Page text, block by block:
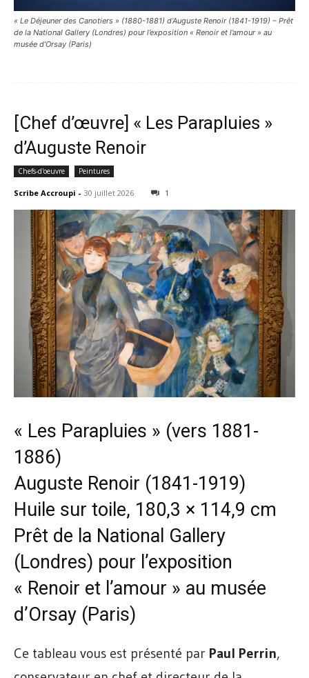
« Le Déjeuner des Canotiers » (1880-1881) d’Auguste Renoir (1841-1919) – Prêt
de la National Gallery (Londres) pour l’exposition « Renoir et l’amour » au
musée d’Orsay (Paris)
[Chef d’œuvre] « Les Parapluies »
d’Auguste Renoir
Chefs-d'oeuvre Peintures
Scribe Accroupi - 30 juillet 2026 1
« Les Parapluies » (vers 1881-
1886)
Auguste Renoir (1841-1919)
Huile sur toile, 180,3 × 114,9 cm
Prêt de la National Gallery
(Londres) pour l’exposition
« Renoir et l’amour » au musée
d’Orsay (Paris)
Ce tableau vous est présenté par Paul Perrin,